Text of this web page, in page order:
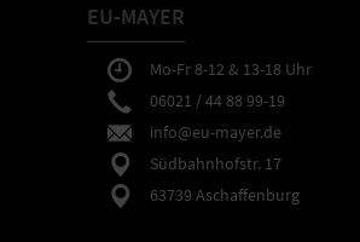
EU-MAYER
Mo-Fr 8-12 & 13-18 Uhr
06021 / 44 88 99-19
info@eu-mayer.de
Südbahnhofstr. 17
63739 Aschaffenburg